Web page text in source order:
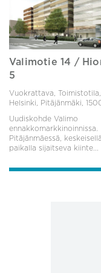
Valimotie 14 /
5
Vuokrattava, Toimistotila,
Helsinki, Pitäjänmäki,
Uudiskohde Valimo
ennakkomarkkinoinnissa.
Pitäjänmäessä, keskeisellä
paikalla sijaitseva kiinte...